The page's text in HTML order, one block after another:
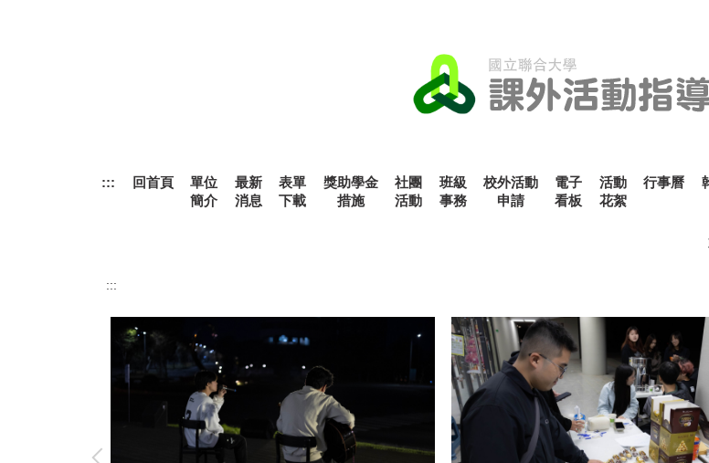
::: 回首頁
單位
簡介
最新
消息
表單
下載
獎助學金
措施
社團
活動
班級
事務
校外活動
申請
電子
看板
活動
花絮
行事曆
:::